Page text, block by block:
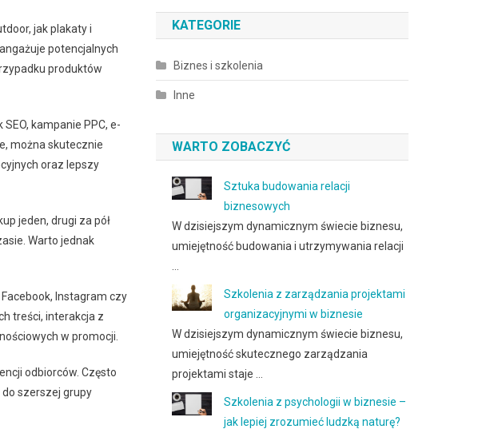
jak plakaty i
potencjalnych
produktów
kampanie PPC, e-
można skutecznie
oraz lepszy
jeden, drugi za pół
Warto jednak
Instagram czy
treści, interakcja z
w promocji.
odbiorców. Często
szerszej grupy
KATEGORIE
Biznes i szkolenia
Inne
WARTO ZOBACZYĆ
Sztuka budowania relacji
biznesowych
W dzisiejszym dynamicznym świecie biznesu,
umiejętność budowania i utrzymywania relacji
Szkolenia z zarządzania projektami
organizacyjnymi w biznesie
W dzisiejszym dynamicznym świecie biznesu,
umiejętność skutecznego zarządzania
projektami staje …
Szkolenia z psychologii w biznesie –
jak lepiej zrozumieć ludzką naturę?